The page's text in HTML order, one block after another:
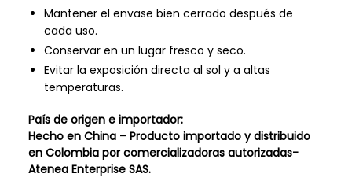
Mantener el envase bien cerrado después de
cada uso.
Conservar en un lugar fresco y seco.
Evitar la exposición directa al sol y a altas
temperaturas.
País de origen e importador:
Hecho en China – Producto importado y distribuido
en Colombia por comercializadoras autorizadas-
Atenea Enterprise SAS.